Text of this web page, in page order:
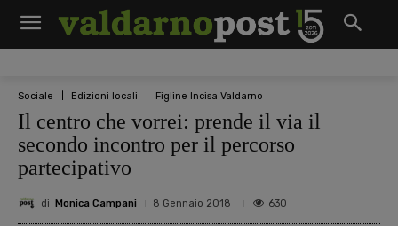
Sociale Edizioni locali Figline Incisa Valdarno
Il centro che vorrei: prende il via il
secondo incontro per il percorso
partecipativo
di Monica Campani 8 Gennaio 2018 630